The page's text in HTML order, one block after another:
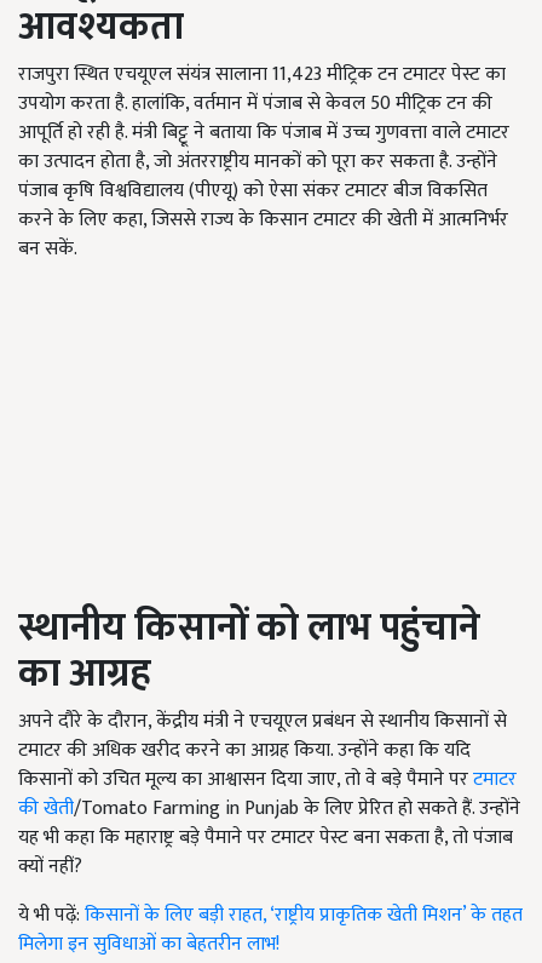
आवश्यकता
राजपुरा स्थित एचयूएल संयंत्र सालाना 11,423 मीट्रिक टन टमाटर पेस्ट का
उपयोग करता है. हालांकि, वर्तमान में पंजाब से केवल 50 मीट्रिक टन की
आपूर्ति हो रही है. मंत्री बिट्टू ने बताया कि पंजाब में उच्च गुणवत्ता वाले टमाटर
का उत्पादन होता है, जो अंतरराष्ट्रीय मानकों को पूरा कर सकता है. उन्होंने
पंजाब कृषि विश्वविद्यालय (पीएयू) को ऐसा संकर टमाटर बीज विकसित
करने के लिए कहा, जिससे राज्य के किसान टमाटर की खेती में आत्मनिर्भर
बन सकें.
स्थानीय किसानों को लाभ पहुंचाने
का आग्रह
अपने दौरे के दौरान, केंद्रीय मंत्री ने एचयूएल प्रबंधन से स्थानीय किसानों से
टमाटर की अधिक खरीद करने का आग्रह किया. उन्होंने कहा कि यदि
किसानों को उचित मूल्य का आश्वासन दिया जाए, तो वे बड़े पैमाने परटमाटर
की खेती/Tomato Farming in Punjab के लिए प्रेरित हो सकते हैं. उन्होंने
यह भी कहा कि महाराष्ट्र बड़े पैमाने पर टमाटर पेस्ट बना सकता है, तो पंजाब
क्यों नहीं?
ये भी पढ़ें:किसानों के लिए बड़ी राहत, ‘राष्ट्रीय प्राकृतिक खेती मिशन’ के तहत
मिलेगा इन सुविधाओं का बेहतरीन लाभ!